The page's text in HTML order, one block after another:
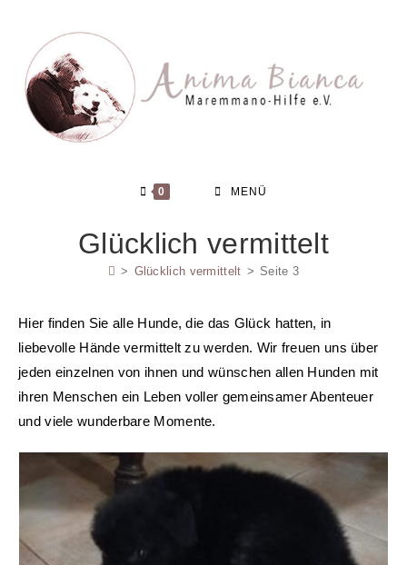
springen
0 MENÜ
Glücklich vermittelt
> Glücklich vermittelt > Seite 3
Hier finden Sie alle Hunde, die das Glück hatten, in
liebevolle Hände vermittelt zu werden. Wir freuen uns über
jeden einzelnen von ihnen und wünschen allen Hunden mit
ihren Menschen ein Leben voller gemeinsamer Abenteuer
und viele wunderbare Momente.